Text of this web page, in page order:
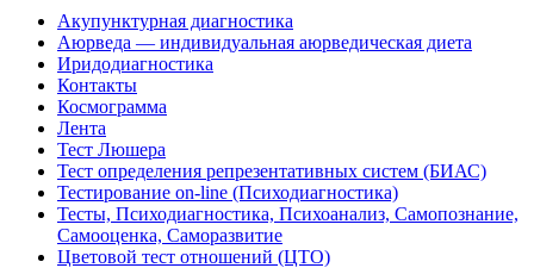
Акупунктурная диагностика
Аюрведа — индивидуальная аюрведическая диета
Иридодиагностика
Контакты
Космограмма
Лента
Тест Люшера
Тест определения репрезентативных систем (БИАС)
Тестирование on-line (Психодиагностика)
Тесты, Психодиагностика, Психоанализ, Самопознание,
Самооценка, Саморазвитие
Цветовой тест отношений (ЦТО)